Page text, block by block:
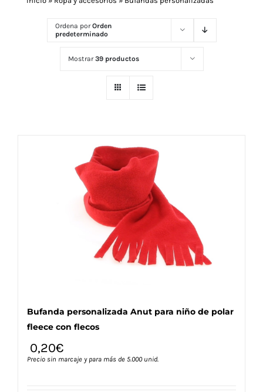
Navidad 🎄 Invierno
WooCommerce Cart
Ordena porOrden
predeterminado
Mostrar39 productos
Bufanda personalizada Anut para niño de polar
fleece con flecos
0,20€
Precio sin marcaje y para más de 5.000 unid.